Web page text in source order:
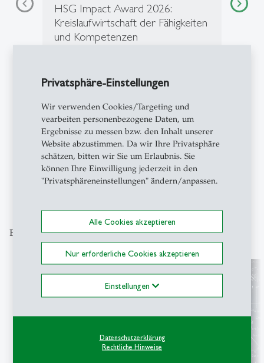
Privatsphäre-Einstellungen
Wir verwenden Cookies/Targeting und
vearbeiten personenbezogene Daten, um
Ergebnisse zu messen bzw. den Inhalt unserer
Website abzustimmen. Da wir Ihre Privatsphäre
schätzen, bitten wir Sie um Erlaubnis. Sie
können Ihre Einwilligung jederzeit in den
"Privatsphäreneinstellungen" ändern/anpassen.
Alle Cookies akzeptieren
Nur erforderliche Cookies akzeptieren
Einstellungen
Datenschutzerklärung
Rechtliche Hinweise
HSG Impact Award 2026:
Kreislaufwirtschaft der Fähigkeiten
und Kompetenzen
Kompetenzwandel schafft das
circular economy of skills…
1
Entdecken Sie unsere Themenschwerpunkte